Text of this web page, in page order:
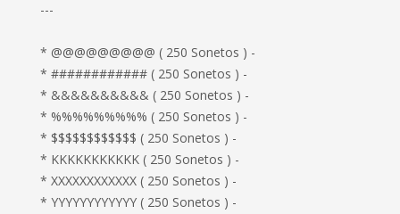
---
* @@@@@@@@@ ( 250 Sonetos ) -
* ############ ( 250 Sonetos ) -
* &&&&&&&&&& ( 250 Sonetos ) -
* %%%%%%%%% ( 250 Sonetos ) -
* $$$$$$$$$$$$ ( 250 Sonetos ) -
* KKKKKKKKKKK ( 250 Sonetos ) -
* XXXXXXXXXXXX ( 250 Sonetos ) -
* YYYYYYYYYYYY ( 250 Sonetos ) -